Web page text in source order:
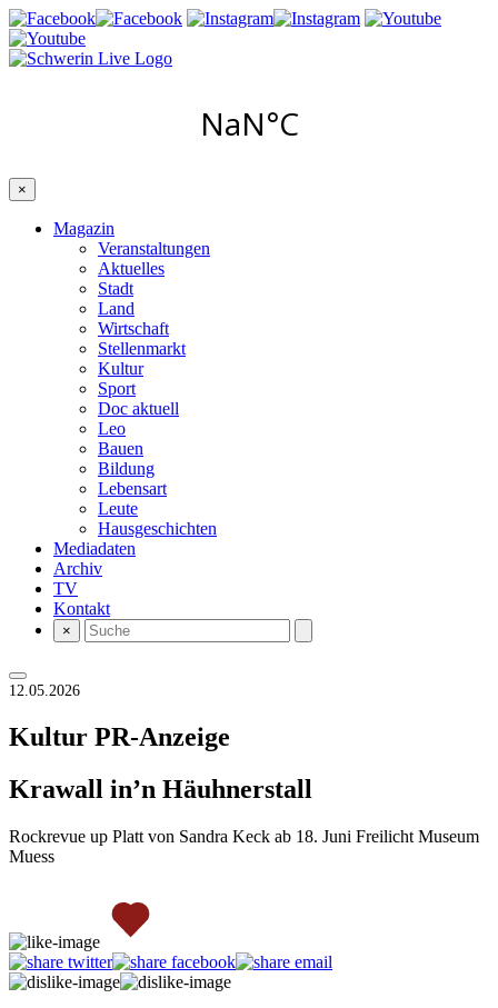
×
Magazin
Veranstaltungen
Aktuelles
Stadt
Land
Wirtschaft
Stellenmarkt
Kultur
Sport
Doc aktuell
Leo
Bauen
Bildung
Lebensart
Leute
Hausgeschichten
Mediadaten
Archiv
TV
Kontakt
×
12.05.2026
Kultur PR-Anzeige
Krawall in’n Häuhnerstall
Rockrevue up Platt von Sandra Keck ab 18. Juni Freilicht Museum
Muess